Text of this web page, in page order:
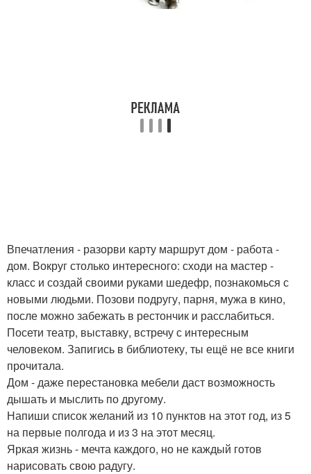
Впечатления - разорви карту маршрут дом - работа -
дом. Вокруг столько интересного: сходи на мастер -
класс и создай своими руками шедефр, познакомься с
новыми людьми. Позови подругу, парня, мужа в кино,
после можно забежать в рестончик и расслабиться.
Посети театр, выставку, встречу с интересным
человеком. Запигись в библиотеку, ты ещё не все книги
прочитала.
Дом - даже перестановка мебели даст возможность
дышать и мыслить по другому.
Напиши список желаний из 10 пунктов на этот год, из 5
на первые полгода и из 3 на этот месяц.
Яркая жизнь - мечта каждого, но не каждый готов
нарисовать свою радугу.